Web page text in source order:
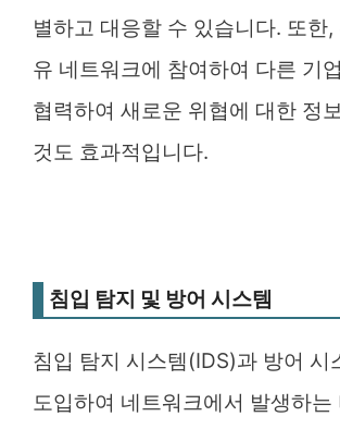
별하고 대응할 수 있습니다. 또한
유 네트워크에 참여하여 다른 기
협력하여 새로운 위협에 대한 정
것도 효과적입니다.
침입 탐지 및 방어 시스템
침입 탐지 시스템(IDS)과 방어 시
도입하여 네트워크에서 발생하는